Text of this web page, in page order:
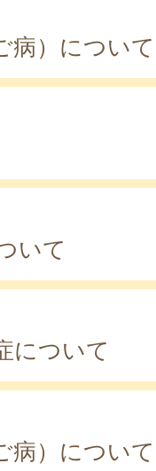
病）について
いて
について
病）について